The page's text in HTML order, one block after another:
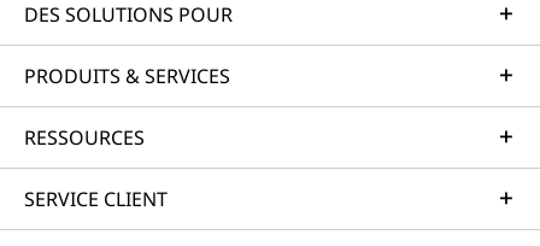
DES SOLUTIONS POUR
PRODUITS & SERVICES
RESSOURCES
SERVICE CLIENT